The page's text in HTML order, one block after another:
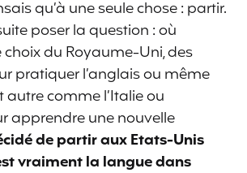
qu’à une seule chose : partir.
poser la question : où
choix du Royaume-Uni, des
pratiquer l’anglais ou même
autre comme l’Italie ou
apprendre une nouvelle
de partir aux Etats-Unis
vraiment la langue dans